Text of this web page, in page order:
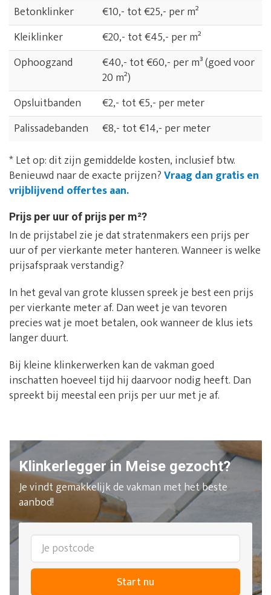
Betonklinker
€10,- tot €25,- per m²
Kleiklinker
€20,- tot €45,- per m²
Ophoogzand
€40,- tot €60,- per m³ (goed voor
20 m²)
Opsluitbanden
€2,- tot €5,- per meter
Palissadebanden
€8,- tot €14,- per meter
* Let op: dit zijn gemiddelde kosten, inclusief btw.
Benieuwd naar de exacte prijzen?Vraag dan gratis en
vrijblijvend offertes aan.
Prijs per uur of prijs per m²?
In de prijstabel zie je dat stratenmakers een prijs per
uur of per vierkante meter hanteren. Wanneer is welke
prijsafspraak verstandig?
In het geval van grote klussen spreek je best een prijs
per vierkante meter af. Dan weet je van tevoren
precies wat je moet betalen, ook wanneer de klus iets
langer duurt.
Bij kleine klinkerwerken kan de vakman goed
inschatten hoeveel tijd hij daarvoor nodig heeft. Dan
spreekt bij meestal een prijs per uur met je af.
Klinkerlegger in Meise gezocht?
Je vindt gemakkelijk de vakman met het beste
aanbod!
Start nu